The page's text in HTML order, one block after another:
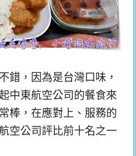
錯，因為是台灣口味，
中東航空公司的餐食來
棒，在應對上、服務的
空公司評比前十名之一